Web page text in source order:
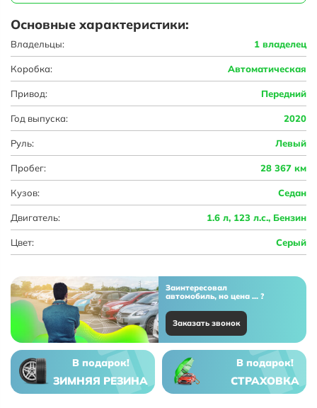
Основные характеристики:
Владельцы: 1 владелец
Коробка: Автоматическая
Привод: Передний
Год выпуска: 2020
Руль: Левый
Пробег: 28 367 км
Кузов: Седан
Двигатель: 1.6 л, 123 л.с., Бензин
Цвет: Серый
Заинтересовал
автомобиль, но цена ... ?
Заказать звонок
В подарок!
ЗИМНЯЯ РЕЗИНА
В подарок!
СТРАХОВКА